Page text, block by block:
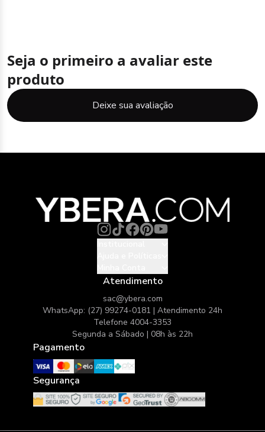
Seja o primeiro a avaliar este
produto
Deixe sua avaliação
Atendimento
sac@ybera.com
WhatsApp: (27) 99274-0181 | Atendimento 24h
Telefone 4004-3353
Segunda a Sábado | 08h às 22h
Pagamento
Segurança